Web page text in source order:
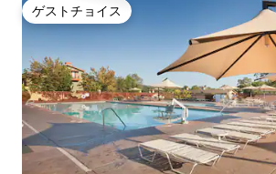
ゲストチョイス
ゲストチョイス